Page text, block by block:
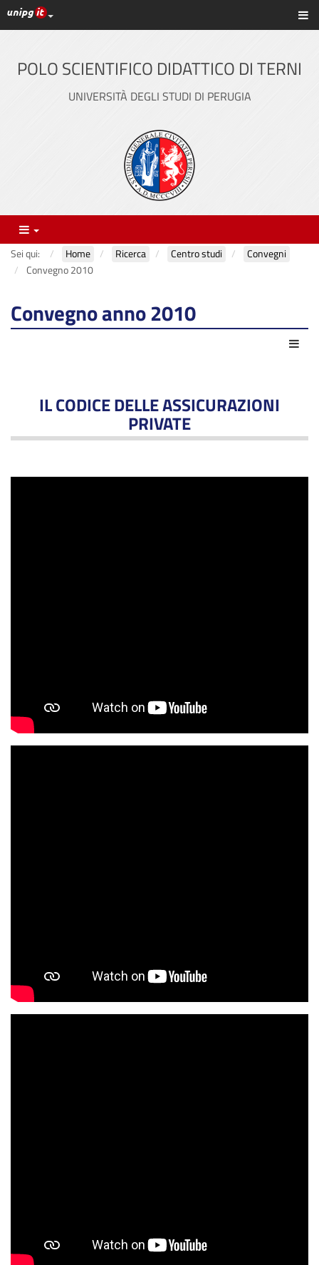
Vai
al
principale
Link ai principali servizi web di Ateneo
POLO SCIENTIFICO DIDATTICO DI TERNI
UNIVERSITÀ DEGLI STUDI DI PERUGIA
Menu
Sei qui: Home Ricerca Centro studi
Convegni
Convegno 2010
Convegno anno 2010
IL CODICE DELLE ASSICURAZIONI
PRIVATE